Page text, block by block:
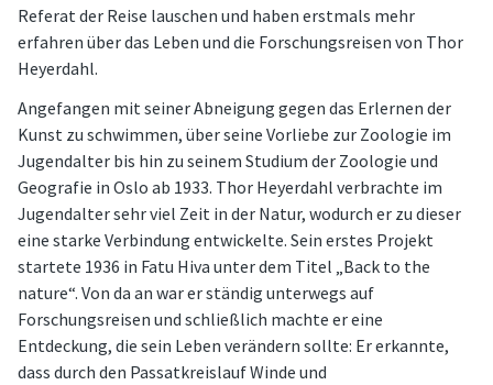
Referat der Reise lauschen und haben erstmals mehr
erfahren über das Leben und die Forschungsreisen von Thor
Heyerdahl.
Angefangen mit seiner Abneigung gegen das Erlernen der
Kunst zu schwimmen, über seine Vorliebe zur Zoologie im
Jugendalter bis hin zu seinem Studium der Zoologie und
Geografie in Oslo ab 1933. Thor Heyerdahl verbrachte im
Jugendalter sehr viel Zeit in der Natur, wodurch er zu dieser
eine starke Verbindung entwickelte. Sein erstes Projekt
startete 1936 in Fatu Hiva unter dem Titel „Back to the
nature“. Von da an war er ständig unterwegs auf
Forschungsreisen und schließlich machte er eine
Entdeckung, die sein Leben verändern sollte: Er erkannte,
dass durch den Passatkreislauf Winde und